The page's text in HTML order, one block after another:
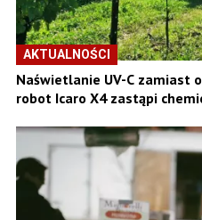
AKTUALNOŚCI
Naświetlanie UV-C zamiast
robot Icaro X4 zastąpi